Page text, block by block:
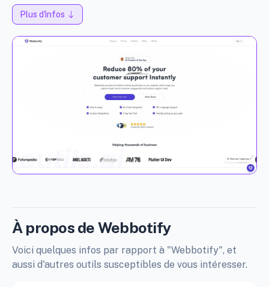
Plus d'infos
À propos de Webbotify
Voici quelques infos par rapport à "Webbotify", et
aussi d'autres outils susceptibles de vous intéresser.